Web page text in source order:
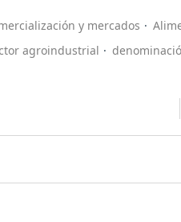
y mercados
agroindustrial